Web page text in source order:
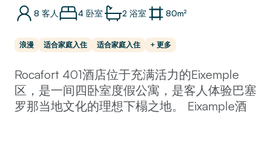
8 客人 4 卧室 2 浴室 80m²
浪漫 适合家庭入住 适合家庭入住 + 更多
Rocafort 401酒店位于充满活力的Eixemple
区，是一间四卧室度假公寓，是客人体验巴塞
罗那当地文化的理想下榻之地。 Eixample酒